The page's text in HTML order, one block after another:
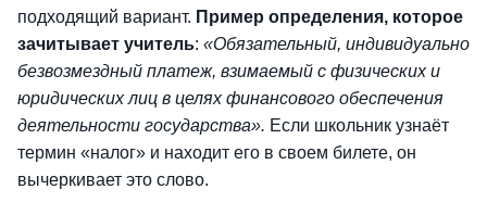
подходящий вариант. Пример определения, которое
зачитывает учитель: «Обязательный, индивидуально
безвозмездный платеж, взимаемый с физических и
юридических лиц в целях финансового обеспечения
деятельности государства». Если школьник узнаёт
термин «налог» и находит его в своем билете, он
вычеркивает это слово.